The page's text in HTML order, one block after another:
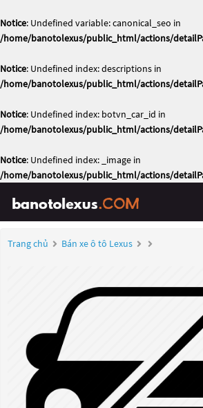
Notice: Undefined variable: canonical_seo in
/home/banotolexus/public_html/actions/
Notice: Undefined index: descriptions in
/home/banotolexus/public_html/actions/
Notice: Undefined index: botvn_car_id in
/home/banotolexus/public_html/actions/
Notice: Undefined index: _image in
/home/banotolexus/public_html/actions/
Trang chủ Bán xe ô tô Lexus